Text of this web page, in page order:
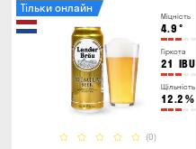
Міцність
4.9 °
Гіркота
21 IBU
Щільність
12.2 %
(0)
Тільки онлайн